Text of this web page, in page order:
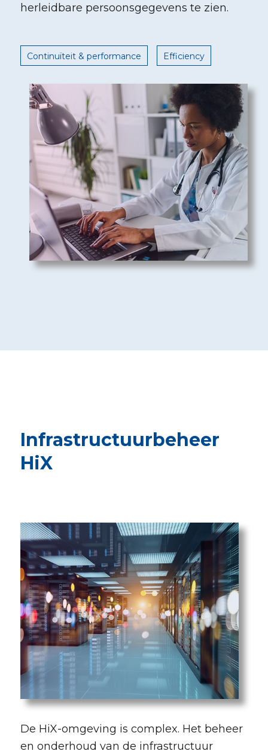
herleidbare persoonsgegevens te zien.
Continuïteit & performance Efficiency
Infrastructuurbeheer
HiX
De HiX-omgeving is complex. Het beheer
en onderhoud van de infrastructuur